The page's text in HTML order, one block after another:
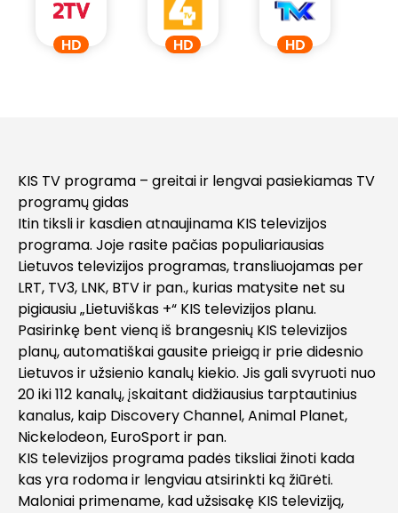
KIS TV programa – greitai ir lengvai pasiekiamas TV
programų gidas
Itin tiksli ir kasdien atnaujinama KIS televizijos
programa. Joje rasite pačias populiariausias
Lietuvos televizijos programas, transliuojamas per
LRT, TV3, LNK, BTV ir pan., kurias matysite net su
pigiausiu „Lietuviškas +“ KIS televizijos planu.
Pasirinkę bent vieną iš brangesnių KIS televizijos
planų, automatiškai gausite prieigą ir prie didesnio
Lietuvos ir užsienio kanalų kiekio. Jis gali svyruoti nuo
20 iki 112 kanalų, įskaitant didžiausius tarptautinius
kanalus, kaip Discovery Channel, Animal Planet,
Nickelodeon, EuroSport ir pan.
KIS televizijos programa padės tiksliai žinoti kada
kas yra rodoma ir lengviau atsirinkti ką žiūrėti.
Maloniai primename, kad užsisakę KIS televiziją,